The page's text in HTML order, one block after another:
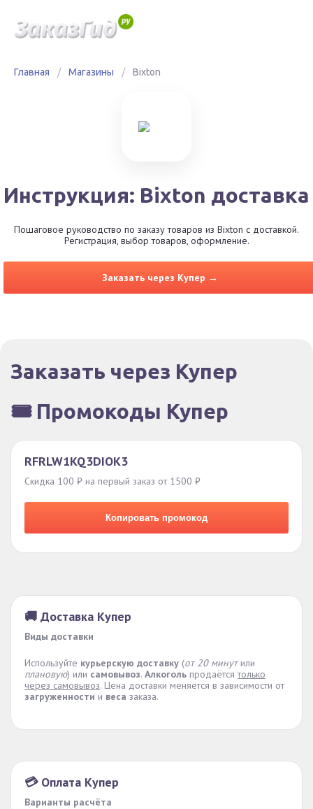
Главная / Магазины / Bixton
Инструкция: Bixton доставка
Пошаговое руководство по заказу товаров из Bixton с доставкой.
Регистрация, выбор товаров, оформление.
Заказать через Купер →
Заказать через Купер
🎟️ Промокоды Купер
RFRLW1KQ3DIOK3
Скидка 100 ₽ на первый заказ от 1500 ₽
Копировать промокод
🚚 Доставка Купер
Виды доставки
Используйте курьерскую доставку (от 20 минутили
плановую) или самовывоз. Алкоголь продаётсятолько
через самовывоз. Цена доставки меняется в зависимости от
загруженности и веса заказа.
💳 Оплата Купер
Варианты расчёта